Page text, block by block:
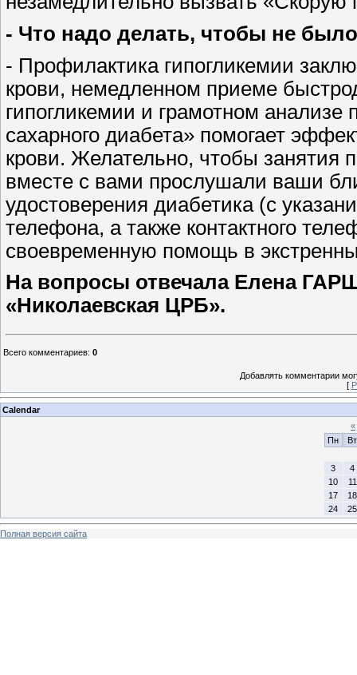
- Что надо делать, чтобы не
- Профилактика гипогликемии
крови, немедленном приеме
гипогликемии и грамотном
сахарного диабета» помогает
крови. Желательно, чтобы занятия
вместе с вами прослушали ваши
удостоверения диабетика (с
телефона, а также контактного
своевременную помощь в
На вопросы отвечала Елена
«Николаевская ЦРБ».
Всего комментариев: 0
Добавлять комментарии
[
Calendar
«
Пн
Вт
3
4
10
11
17
18
24
25
Полная версия сайта